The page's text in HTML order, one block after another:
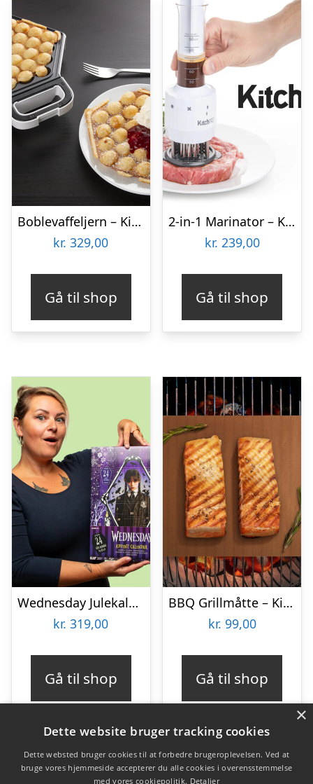
Boblevaffeljern – KitchPro
kr. 329,00
Gå til shop
2-in-1 Marinator – KitchPro
kr. 239,00
Gå til shop
Wednesday Julekalender
kr. 319,00
Gå til shop
BBQ Grillmåtte – KitchPro
kr. 99,00
Gå til shop
Varekategorier
×
Dette website bruger tracking cookies
Dette websted bruger cookies til at forbedre brugeroplevelsen. Ved at
bruge vores hjemmeside accepterer du alle cookies i overensstemmelse
med vores cookiepolitik. Detaljer